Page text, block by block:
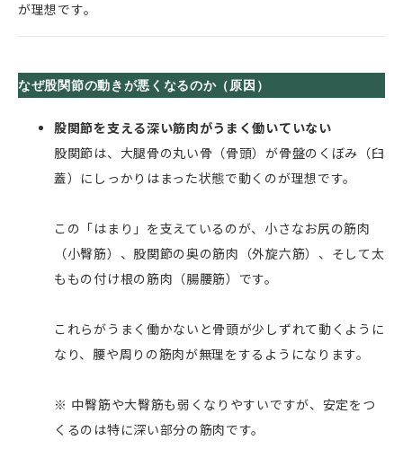
が理想です。
なぜ股関節の動きが悪くなるのか（原因）
股関節を支える深い筋肉がうまく働いていない
股関節は、大腿骨の丸い骨（骨頭）が骨盤のくぼみ（臼
蓋）にしっかりはまった状態で動くのが理想です。
この「はまり」を支えているのが、小さなお尻の筋肉
（小臀筋）、股関節の奥の筋肉（外旋六筋）、そして太
ももの付け根の筋肉（腸腰筋）です。
これらがうまく働かないと骨頭が少しずれて動くように
なり、腰や周りの筋肉が無理をするようになります。
※ 中臀筋や大臀筋も弱くなりやすいですが、安定をつ
くるのは特に深い部分の筋肉です。